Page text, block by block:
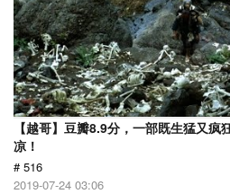
【越哥】豆瓣8.9分，一部既生猛又
凉！
# 516
2019-07-24 03:06